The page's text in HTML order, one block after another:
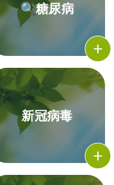
🔍糖尿病
新冠病毒